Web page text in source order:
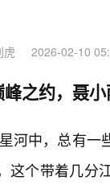
虎 2026-02-10
之约，聂
河中，总有一
这个带着几